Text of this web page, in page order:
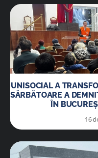
UNISOCIAL A
SĂRBĂTOARE A
ÎN
16